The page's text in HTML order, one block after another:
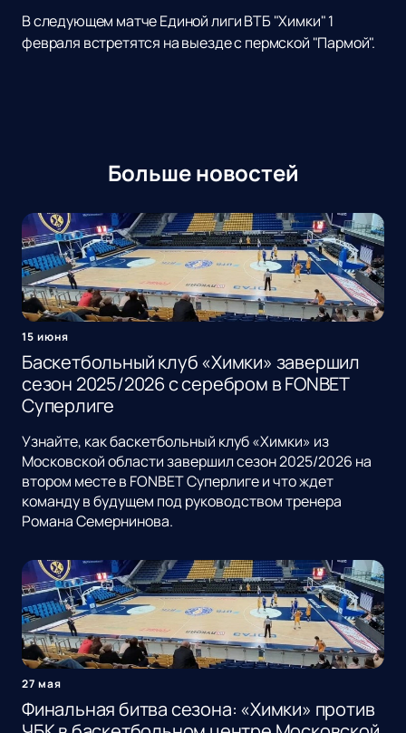
В следующем матче Единой лиги ВТБ "Химки" 1
февраля встретятся на выезде с пермской "Пармой".
Больше новостей
15 июня
Баскетбольный клуб «Химки» завершил
сезон 2025/2026 с серебром в FONBET
Суперлиге
Узнайте, как баскетбольный клуб «Химки» из
Московской области завершил сезон 2025/2026 на
втором месте в FONBET Суперлиге и что ждет
команду в будущем под руководством тренера
Романа Семернинова.
27 мая
Финальная битва сезона: «Химки» против